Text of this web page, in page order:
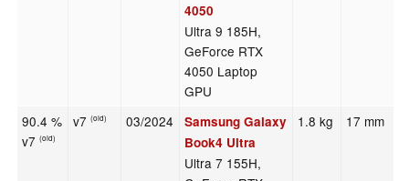
4050
Ultra 9 185H,
GeForce RTX
4050 Laptop
GPU
90.4 %
v7(old)
v7(old) 03/2024
Samsung Galaxy
Book4 Ultra
Ultra 7 155H,
1.8 kg 17 mm